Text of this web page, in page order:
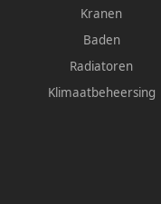
Kranen
Baden
Radiatoren
Klimaatbeheersing